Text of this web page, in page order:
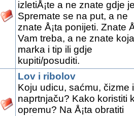
izletiÅ¡te a ne znate gdje
Spremate se na put, a ne
znate Å¡ta ponijeti. Znate
Vam treba, a ne znate koja
marka i tip ili gdje
kupiti/posuditi.
Lov i ribolov
Koju udicu, saćmu, čizme
naprtnjaču? Kako koristiti
opremu? Na Å¡ta obratiti